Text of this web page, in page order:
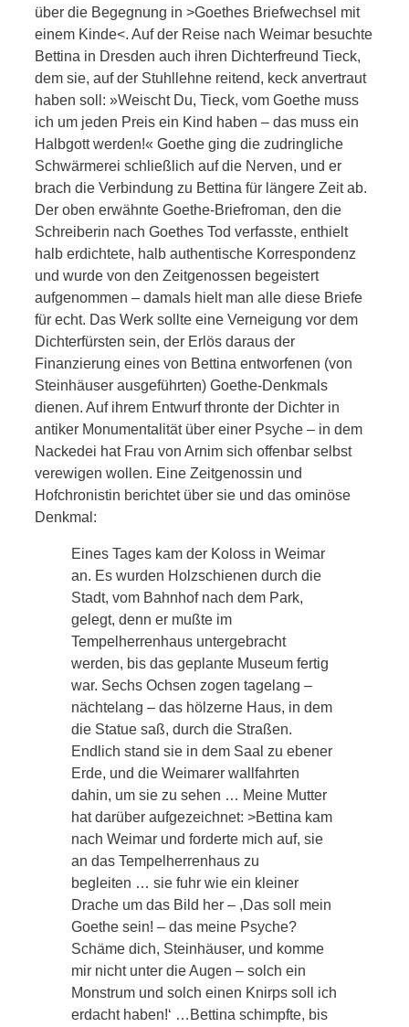
über die Begegnung in >Goethes Briefwechsel mit
einem Kinde<. Auf der Reise nach Weimar besuchte
Bettina in Dresden auch ihren Dichterfreund Tieck,
dem sie, auf der Stuhllehne reitend, keck anvertraut
haben soll: »Weischt Du, Tieck, vom Goethe muss
ich um jeden Preis ein Kind haben – das muss ein
Halbgott werden!« Goethe ging die zudringliche
Schwärmerei schließlich auf die Nerven, und er
brach die Verbindung zu Bettina für längere Zeit ab.
Der oben erwähnte Goethe-Briefroman, den die
Schreiberin nach Goethes Tod verfasste, enthielt
halb erdichtete, halb authentische Korrespondenz
und wurde von den Zeitgenossen begeistert
aufgenommen – damals hielt man alle diese Briefe
für echt. Das Werk sollte eine Verneigung vor dem
Dichterfürsten sein, der Erlös daraus der
Finanzierung eines von Bettina entworfenen (von
Steinhäuser ausgeführten) Goethe-Denkmals
dienen. Auf ihrem Entwurf thronte der Dichter in
antiker Monumentalität über einer Psyche – in dem
Nackedei hat Frau von Arnim sich offenbar selbst
verewigen wollen. Eine Zeitgenossin und
Hofchronistin berichtet über sie und das ominöse
Denkmal:
Eines Tages kam der Koloss in Weimar
an. Es wurden Holzschienen durch die
Stadt, vom Bahnhof nach dem Park,
gelegt, denn er mußte im
Tempelherrenhaus untergebracht
werden, bis das geplante Museum fertig
war. Sechs Ochsen zogen tagelang –
nächtelang – das hölzerne Haus, in dem
die Statue saß, durch die Straßen.
Endlich stand sie in dem Saal zu ebener
Erde, und die Weimarer wallfahrten
dahin, um sie zu sehen … Meine Mutter
hat darüber aufgezeichnet: >Bettina kam
nach Weimar und forderte mich auf, sie
an das Tempelherrenhaus zu
begleiten … sie fuhr wie ein kleiner
Drache um das Bild her – ,Das soll mein
Goethe sein! – das meine Psyche?
Schäme dich, Steinhäuser, und komme
mir nicht unter die Augen – solch ein
Monstrum und solch einen Knirps soll ich
erdacht haben!‘ …Bettina schimpfte, bis